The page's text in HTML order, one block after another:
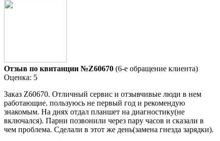
Отзыв по квитанции №Z60670 (6-е обращение клиента)
Оценка: 5
Заказ Z60670. Отличный сервис и отзывчивые люди в нем
работающие. пользуюсь не первый год и рекомендую
знакомым. На днях отдал планшет на диагностику(не
включался). Парни позвонили через пару часов и сказали в
чем проблема. Сделали в этот же день(замена гнезда зарядки).